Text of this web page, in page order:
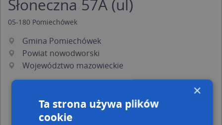
Słoneczna 57A (ul)
05-180 Pomiechówek
Gmina Pomiechówek
Powiat nowodworski
Województwo mazowieckie
×
Ta strona używa plików
cookie